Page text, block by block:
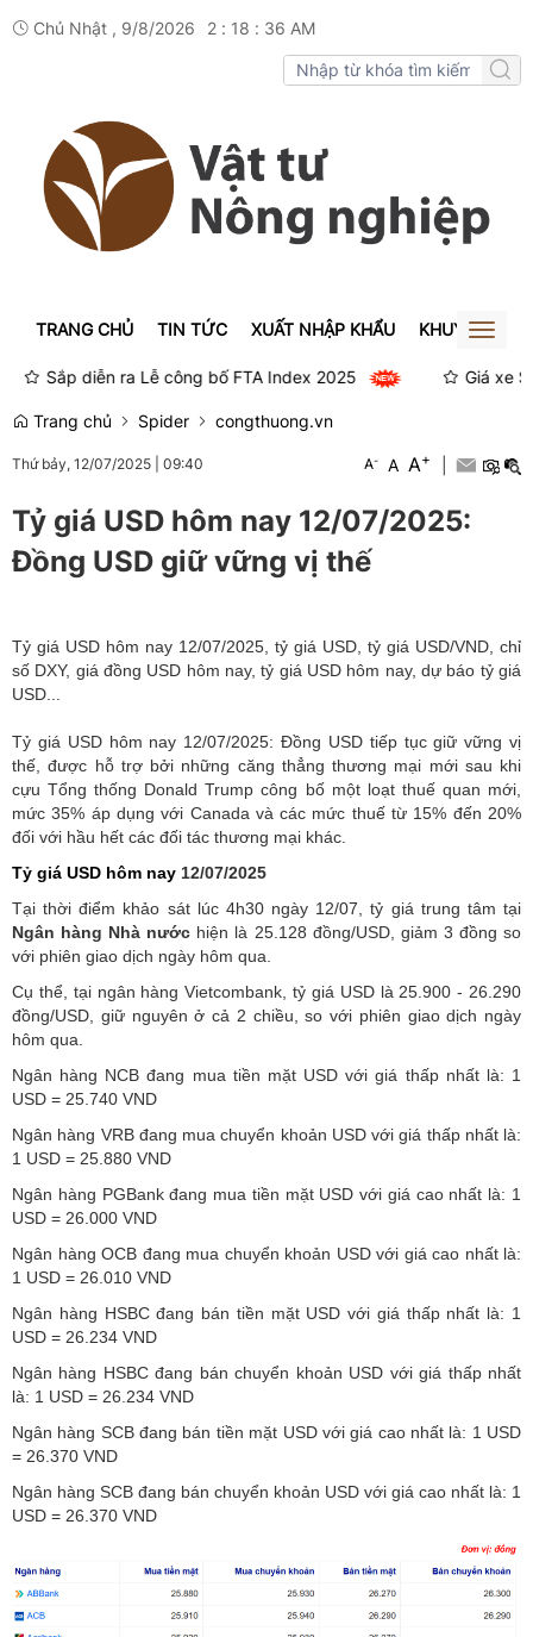
Chủ Nhật , 9/8/2026 2 : 18 : 36 AM
TRANG CHỦ TIN TỨC XUẤT NHẬP KHẨU KHUYẾNToggle
Sắp diễn ra Lễ công bố FTA Index 2025
Giá xe SH
Trang chủ Spider congthuong.vn
Thứ bảy, 12/07/2025 09:40 A- A A+
Tỷ giá USD hôm nay 12/07/2025:
Đồng USD giữ vững vị thế
Tỷ giá USD hôm nay 12/07/2025, tỷ giá USD, tỷ giá USD/VND, chỉ
số DXY, giá đồng USD hôm nay, tỷ giá USD hôm nay, dự báo tỷ giá
USD...
Tỷ giá USD hôm nay 12/07/2025: Đồng USD tiếp tục giữ vững vị
thế, được hỗ trợ bởi những căng thẳng thương mại mới sau khi
cựu Tổng thống Donald Trump công bố một loạt thuế quan mới,
mức 35% áp dụng với Canada và các mức thuế từ 15% đến 20%
đối với hầu hết các đối tác thương mại khác.
Tỷ giá USD hôm nay 12/07/2025
Tại thời điểm khảo sát lúc 4h30 ngày 12/07, tỷ giá trung tâm tại
Ngân hàng Nhà nước hiện là 25.128 đồng/USD, giảm 3 đồng so
với phiên giao dịch ngày hôm qua.
Cụ thể, tại ngân hàng Vietcombank, tỷ giá USD là 25.900 - 26.290
đồng/USD, giữ nguyên ở cả 2 chiều, so với phiên giao dịch ngày
hôm qua.
Ngân hàng NCB đang mua tiền mặt USD với giá thấp nhất là: 1
USD = 25.740 VND
Ngân hàng VRB đang mua chuyển khoản USD với giá thấp nhất là:
1 USD = 25.880 VND
Ngân hàng PGBank đang mua tiền mặt USD với giá cao nhất là: 1
USD = 26.000 VND
Ngân hàng OCB đang mua chuyển khoản USD với giá cao nhất là:
1 USD = 26.010 VND
Ngân hàng HSBC đang bán tiền mặt USD với giá thấp nhất là: 1
USD = 26.234 VND
Ngân hàng HSBC đang bán chuyển khoản USD với giá thấp nhất
là: 1 USD = 26.234 VND
Ngân hàng SCB đang bán tiền mặt USD với giá cao nhất là: 1 USD
= 26.370 VND
Ngân hàng SCB đang bán chuyển khoản USD với giá cao nhất là: 1
USD = 26.370 VND